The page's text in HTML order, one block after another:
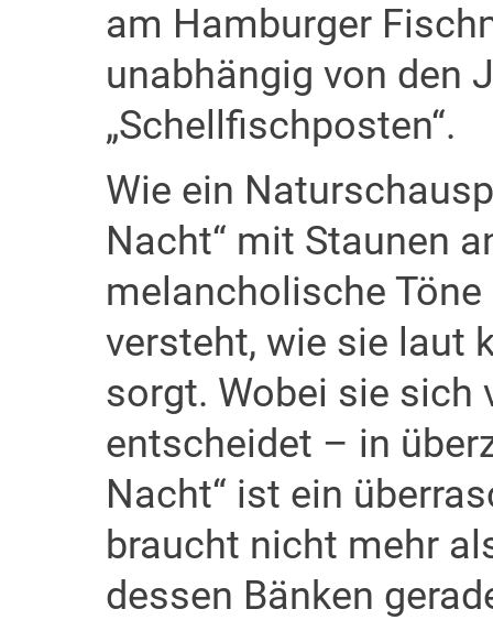
am Hamburger
unabhängig von den
„Schellfischposten“.
Wie ein
Nacht“ mit Staunen
melancholische
versteht, wie sie laut
sorgt. Wobei sie sich
entscheidet – in
Nacht“ ist ein
braucht nicht mehr
dessen Bänken